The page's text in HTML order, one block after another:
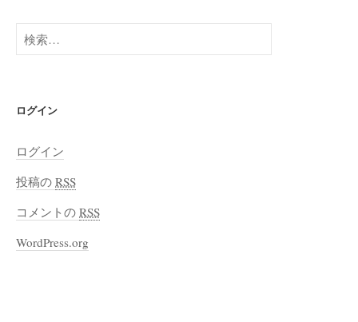
検
索
ログイン
ログイン
投稿の RSS
コメントの RSS
WordPress.org